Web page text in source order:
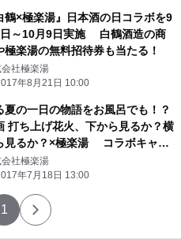
鶴×極楽湯』日本酒の日コラボを9
日～10月9日実施 白鶴酒造の商
極楽湯の無料招待券も当たる！
社極楽湯
年8月21日 10:00
夏の一日の物語をお風呂でも！？
打ち上げ花火、下から見るか？横
見るか？×極楽湯 コラボキャン
ンを7月28日～9月3日に開催
社極楽湯
年7月18日 13:00
1